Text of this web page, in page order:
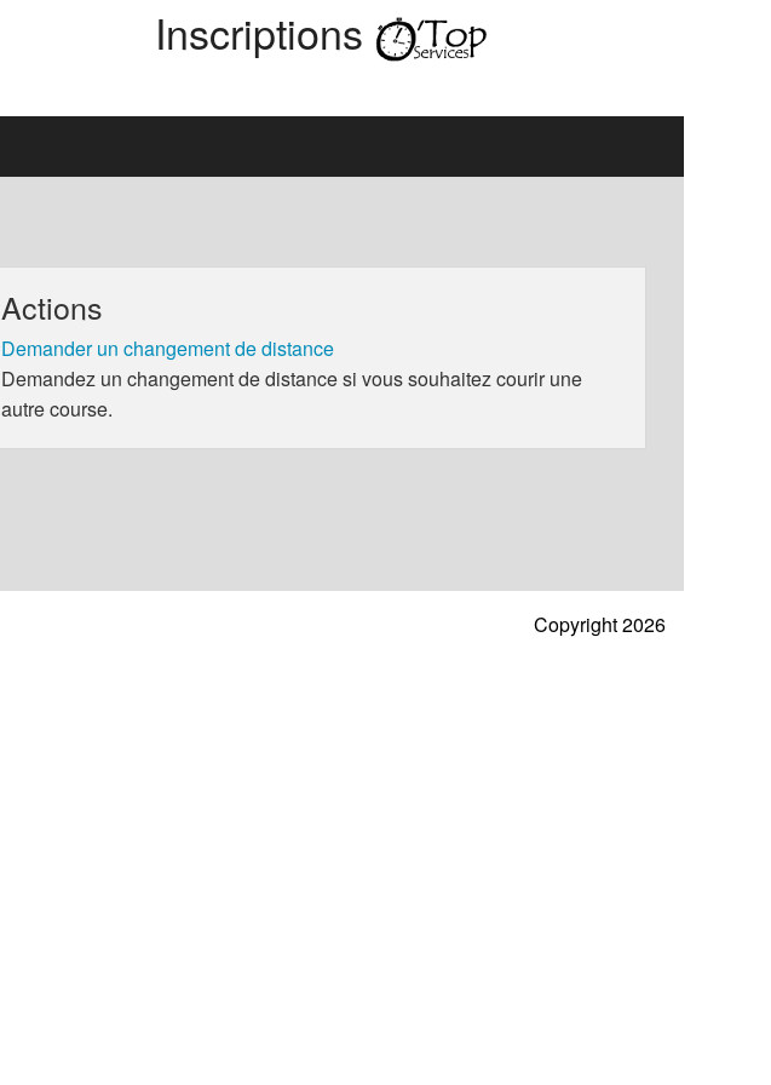
Inscriptions
Actions
Demander un changement de distance
Demandez un changement de distance si vous souhaitez courir une
autre course.
Copyright 2026